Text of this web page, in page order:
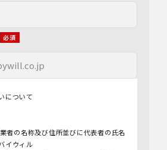
について
者の名称及び住所並びに代表者の氏名
イウィル